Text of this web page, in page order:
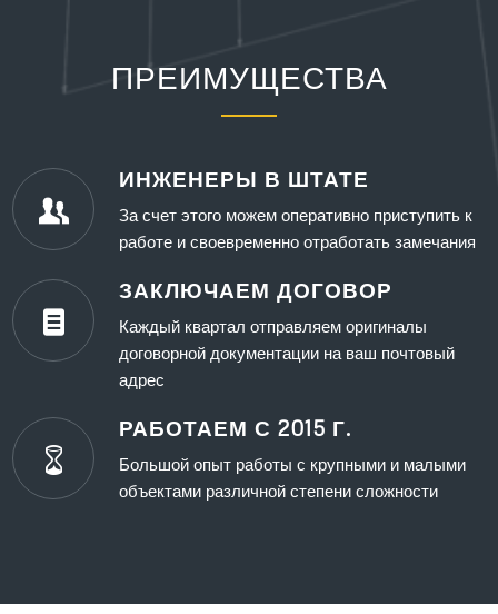
ПРЕИМУЩЕСТВА
ИНЖЕНЕРЫ В ШТАТЕ
За счет этого можем оперативно приступить к
работе и своевременно отработать замечания
ЗАКЛЮЧАЕМ ДОГОВОР
Каждый квартал отправляем оригиналы
договорной документации на ваш почтовый
адрес
РАБОТАЕМ С 2015 Г.
Большой опыт работы с крупными и малыми
объектами различной степени сложности